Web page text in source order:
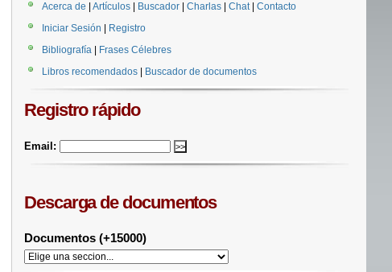
Acerca de Artículos Buscador Charlas Chat| Contacto
Iniciar Sesión
Registro
Bibliografía
Frases Célebres
Libros recomendados
Buscador de documentos
Registro rápido
Email:
Descarga de documentos
Documentos (+15000)